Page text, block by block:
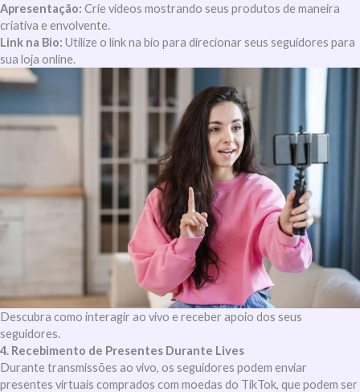
Apresentação: Crie vídeos mostrando seus produtos de maneira
criativa e envolvente.
Link na Bio: Utilize o link na bio para direcionar seus seguidores para
sua loja online.
Descubra como interagir ao vivo e receber apoio dos seus
seguidores.
4. Recebimento de Presentes Durante Lives
Durante transmissões ao vivo, os seguidores podem enviar
presentes virtuais comprados com moedas do TikTok, que podem ser